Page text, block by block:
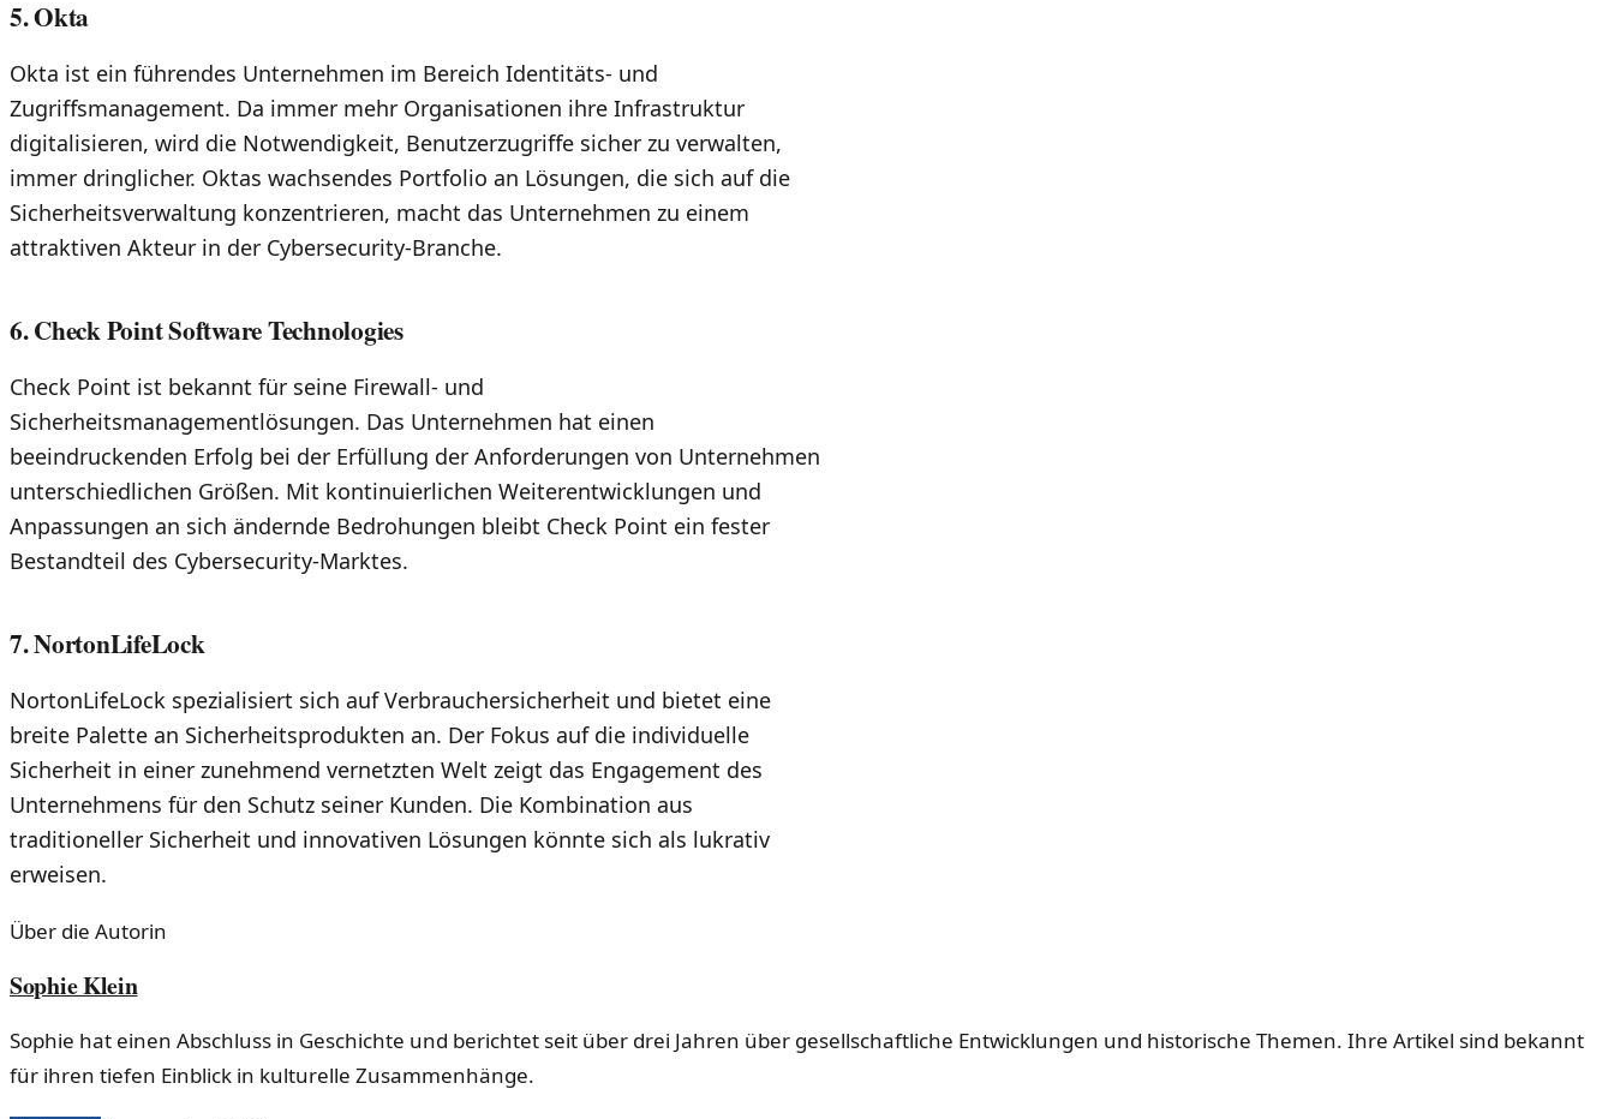
5. Okta
Okta ist ein führendes Unternehmen im Bereich Identitäts- und
Zugriffsmanagement. Da immer mehr Organisationen ihre Infrastruktur
digitalisieren, wird die Notwendigkeit, Benutzerzugriffe sicher zu verwalten,
immer dringlicher. Oktas wachsendes Portfolio an Lösungen, die sich auf die
Sicherheitsverwaltung konzentrieren, macht das Unternehmen zu einem
attraktiven Akteur in der Cybersecurity-Branche.
6. Check Point Software Technologies
Check Point ist bekannt für seine Firewall- und
Sicherheitsmanagementlösungen. Das Unternehmen hat einen
beeindruckenden Erfolg bei der Erfüllung der Anforderungen von Unternehmen
unterschiedlichen Größen. Mit kontinuierlichen Weiterentwicklungen und
Anpassungen an sich ändernde Bedrohungen bleibt Check Point ein fester
Bestandteil des Cybersecurity-Marktes.
7. NortonLifeLock
NortonLifeLock spezialisiert sich auf Verbrauchersicherheit und bietet eine
breite Palette an Sicherheitsprodukten an. Der Fokus auf die individuelle
Sicherheit in einer zunehmend vernetzten Welt zeigt das Engagement des
Unternehmens für den Schutz seiner Kunden. Die Kombination aus
traditioneller Sicherheit und innovativen Lösungen könnte sich als lukrativ
erweisen.
Über die Autorin
Sophie Klein
Sophie hat einen Abschluss in Geschichte und berichtet seit über drei Jahren über gesellschaftliche Entwicklungen und historische Themen. Ihre Artikel sind bekannt
für ihren tiefen Einblick in kulturelle Zusammenhänge.